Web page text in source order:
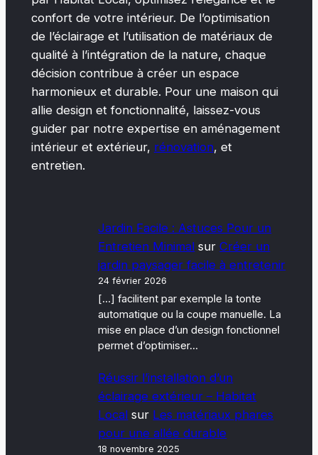
confort de votre intérieur. De l’optimisation
de l’éclairage et l’utilisation de matériaux de
qualité à l’intégration de la nature, chaque
décision contribue à créer un espace
harmonieux et durable. Pour une maison qui
allie design et fonctionnalité, laissez-vous
guider par notre expertise en aménagement
intérieur et extérieur, rénovation, et
entretien.
Jardin Facile : Astuces Pour un
Entretien Minimal surCréer un
jardin paysager facile à entretenir
24 février 2026
[…] facilitent par exemple la tonte
automatique ou la coupe manuelle. La
mise en place d’un design fonctionnel
permet d’optimiser…
Réussir l’installation d’un
éclairage extérieur – Habitat
Local sur Les matériaux phares
pour une allée durable
18 novembre 2025